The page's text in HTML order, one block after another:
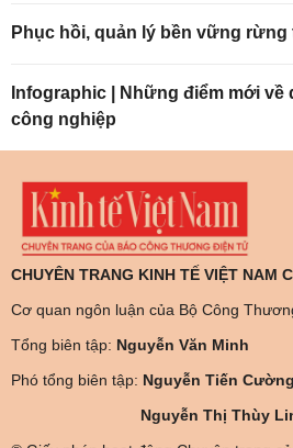
Phục hồi, quản lý bền vững rừng
Infographic | Những điểm mới về
công nghiệp
CHUYÊN TRANG KINH TẾ VIỆT NAM
Cơ quan ngôn luận của Bộ Công
Tổng biên tập: Nguyễn Văn Minh
Phó tổng biên tập: Nguyễn Tiến Cường
Nguyễn Thị Thùy